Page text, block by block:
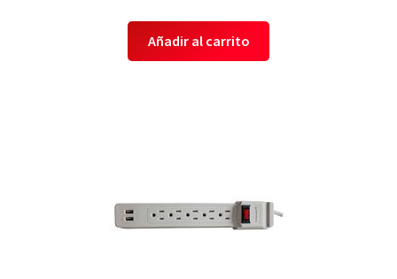
Añadir al carrito